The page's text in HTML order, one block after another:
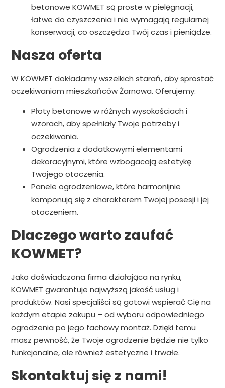
betonowe KOWMET są proste w pielęgnacji,
łatwe do czyszczenia i nie wymagają regularnej
konserwacji, co oszczędza Twój czas i pieniądze.
Nasza oferta
W KOWMET dokładamy wszelkich starań, aby sprostać
oczekiwaniom mieszkańców Żarnowa. Oferujemy:
Płoty betonowe w różnych wysokościach i
wzorach, aby spełniały Twoje potrzeby i
oczekiwania.
Ogrodzenia z dodatkowymi elementami
dekoracyjnymi, które wzbogacają estetykę
Twojego otoczenia.
Panele ogrodzeniowe, które harmonijnie
komponują się z charakterem Twojej posesji i jej
otoczeniem.
Dlaczego warto zaufać
KOWMET?
Jako doświadczona firma działająca na rynku,
KOWMET gwarantuje najwyższą jakość usług i
produktów. Nasi specjaliści są gotowi wspierać Cię na
każdym etapie zakupu – od wyboru odpowiedniego
ogrodzenia po jego fachowy montaż. Dzięki temu
masz pewność, że Twoje ogrodzenie będzie nie tylko
funkcjonalne, ale również estetyczne i trwałe.
Skontaktuj się z nami!